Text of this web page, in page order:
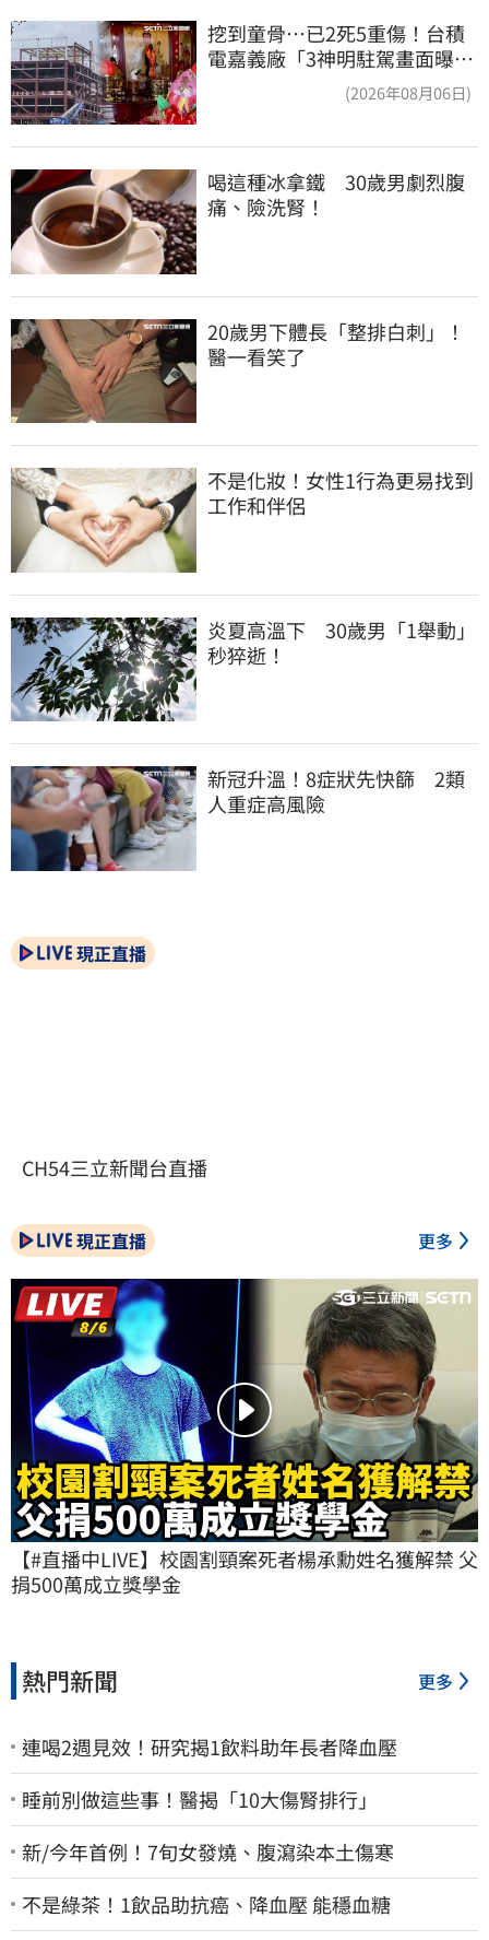
挖到童骨…已2死5重傷！台積
電嘉義廠「3神明駐駕畫面曝
(2026年08月06日)
喝這種冰拿鐵　30歲男劇烈腹
痛、險洗腎！
20歲男下體長「整排白刺」！
醫一看笑了
不是化妝！女性1行為更易找到
工作和伴侶
炎夏高溫下　30歲男「1舉動」
秒猝逝！
新冠升溫！8症狀先快篩　2類
人重症高風險
現正直播
CH54三立新聞台直播
現正直播 更多
【#直播中LIVE】校園割頸案死者楊承勳姓名獲解禁 父
捐500萬成立獎學金
熱門新聞 更多
連喝2週見效！研究揭1飲料助年長者降血壓
睡前別做這些事！醫揭「10大傷腎排行」
新/今年首例！7旬女發燒、腹瀉染本土傷寒
不是綠茶！1飲品助抗癌、降血壓 能穩血糖